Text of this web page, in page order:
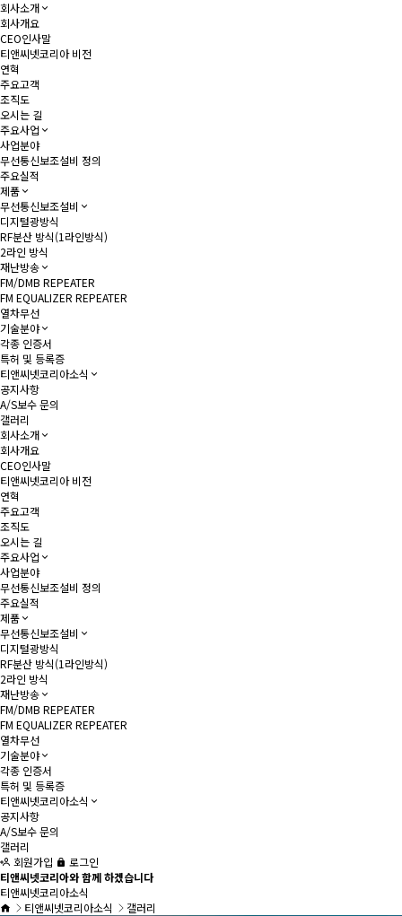
회사소개
회사개요
CEO인사말
티앤씨넷코리아 비전
연혁
주요고객
조직도
오시는 길
주요사업
사업분야
무선통신보조설비 정의
주요실적
제품
무선통신보조설비
디지털광방식
RF분산 방식(1라인방식)
2라인 방식
재난방송
FM/DMB REPEATER
FM EQUALIZER REPEATER
열차무선
기술분야
각종 인증서
특허 및 등록증
티앤씨넷코리아소식
공지사항
A/S보수 문의
갤러리
회사소개
회사개요
CEO인사말
티앤씨넷코리아 비전
연혁
주요고객
조직도
오시는 길
주요사업
사업분야
무선통신보조설비 정의
주요실적
제품
무선통신보조설비
디지털광방식
RF분산 방식(1라인방식)
2라인 방식
재난방송
FM/DMB REPEATER
FM EQUALIZER REPEATER
열차무선
기술분야
각종 인증서
특허 및 등록증
티앤씨넷코리아소식
공지사항
A/S보수 문의
갤러리
회원가입
로그인
티앤씨넷코리아와 함께 하겠습니다
티앤씨넷코리아소식
티앤씨넷코리아소식
갤러리